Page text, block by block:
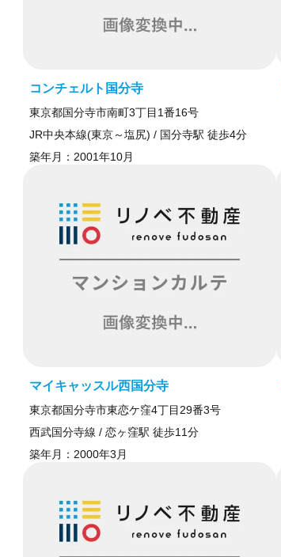
コンチェルト国分寺
東京都国分寺市南町3丁目1番16号
JR中央本線(東京～塩尻) / 国分寺駅 徒歩4分
築年月： 2001年10月
マイキャッスル西国分寺
東京都国分寺市東恋ケ窪4丁目29番3号
西武国分寺線 / 恋ヶ窪駅 徒歩11分
築年月： 2000年3月